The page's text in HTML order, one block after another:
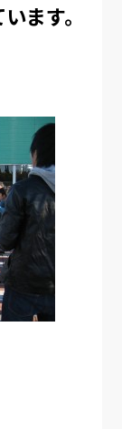
ます。